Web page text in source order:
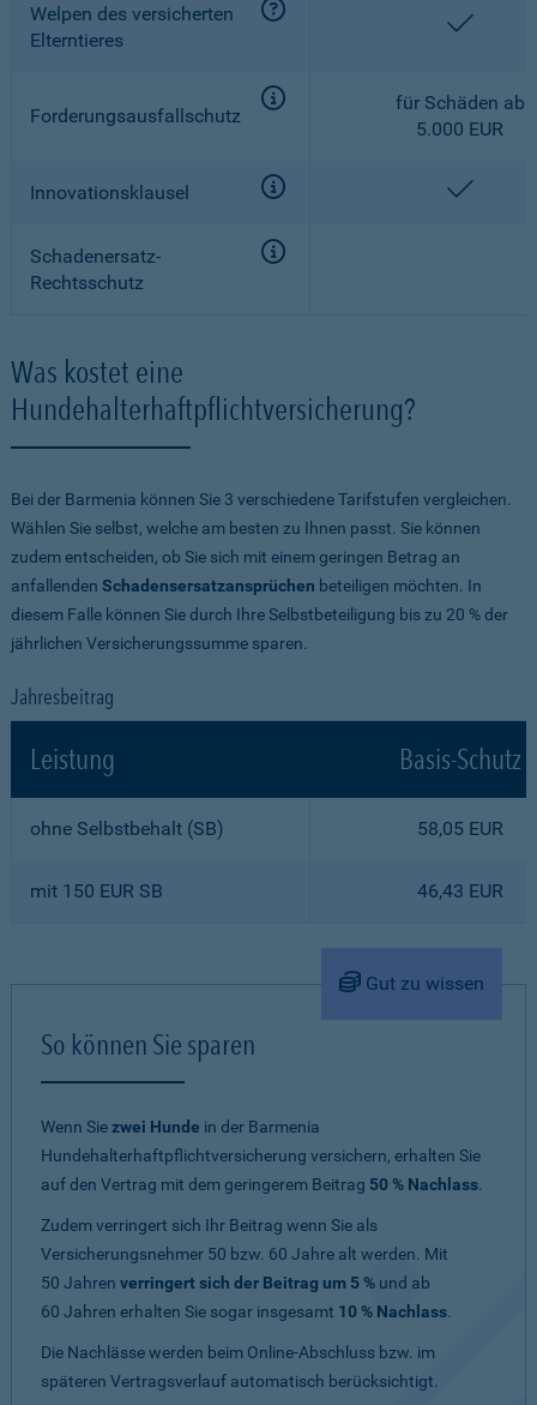
Welpen des versicherten
Elterntieres
Forderungsausfallschutz
für Schäden ab
5.000 EUR
Innovationsklausel
Schadenersatz-
Rechtsschutz
Was kostet eine
Hundehalterhaftpflichtversicherung?
Bei der Barmenia können Sie 3 verschiedene Tarifstufen vergleichen.
Wählen Sie selbst, welche am besten zu Ihnen passt. Sie können
zudem entscheiden, ob Sie sich mit einem geringen Betrag an
anfallenden Schadensersatzansprüchen beteiligen möchten. In
diesem Falle können Sie durch Ihre Selbstbeteiligung bis zu 20 % der
jährlichen Versicherungssumme sparen.
Jahresbeitrag
Leistung Basis-Schutz
ohne Selbstbehalt (SB) 58,05 EUR
mit 150 EUR SB 46,43 EUR
Gut zu wissen
So können Sie sparen
Wenn Siezwei Hunde in der Barmenia
Hundehalterhaftpflichtversicherung versichern, erhalten Sie
auf den Vertrag mit dem geringerem Beitrag 50 % Nachlass.
Zudem verringert sich Ihr Beitrag wenn Sie als
Versicherungsnehmer 50 bzw. 60 Jahre alt werden. Mit
50 Jahren verringert sich der Beitrag um 5 % und ab
60 Jahren erhalten Sie sogar insgesamt 10 % Nachlass.
Die Nachlässe werden beim Online-Abschluss bzw. im
späteren Vertragsverlauf automatisch berücksichtigt.